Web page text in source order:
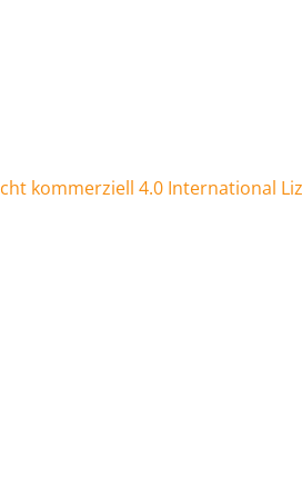
kommerziell 4.0 International